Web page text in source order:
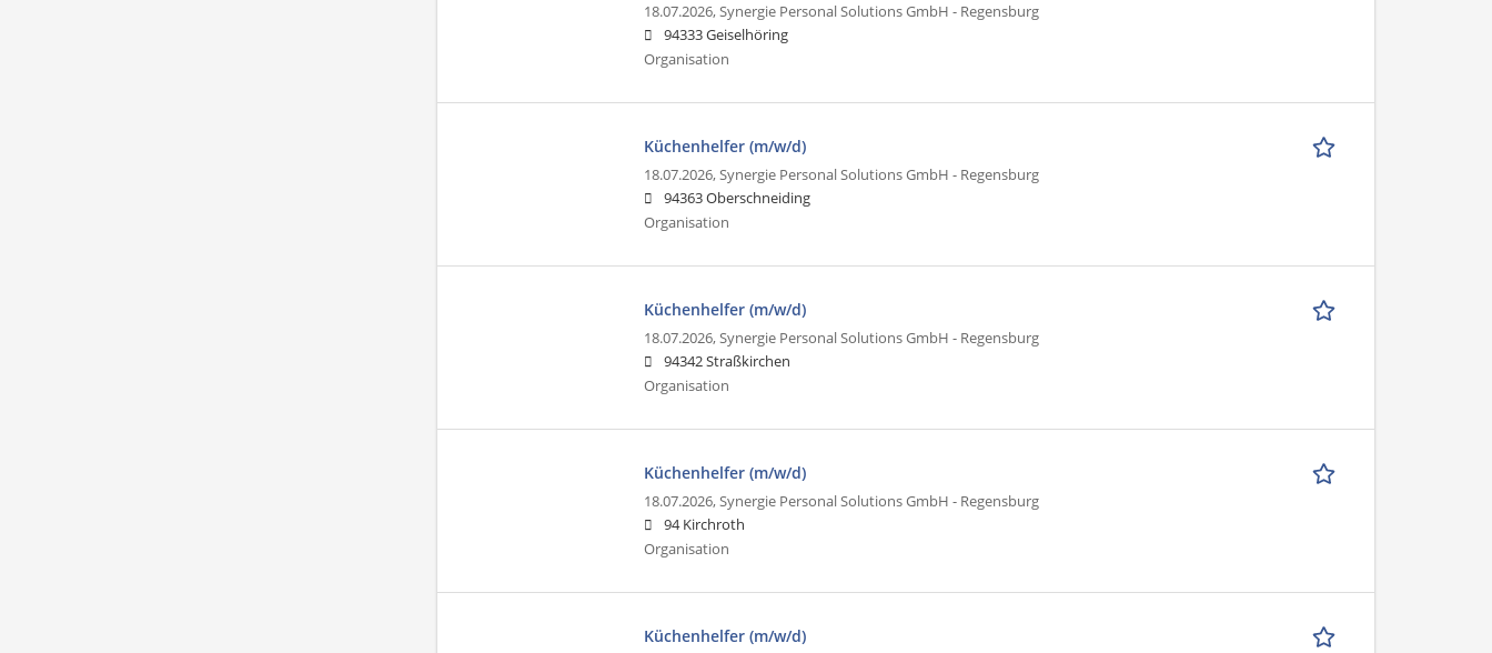
18.07.2026,Synergie Personal Solutions GmbH - Regensburg
94333 Geiselhöring
Organisation
Küchenhelfer (m/w/d)
18.07.2026,Synergie Personal Solutions GmbH - Regensburg
94363 Oberschneiding
Organisation
Küchenhelfer (m/w/d)
18.07.2026,Synergie Personal Solutions GmbH - Regensburg
94342 Straßkirchen
Organisation
Küchenhelfer (m/w/d)
18.07.2026,Synergie Personal Solutions GmbH - Regensburg
94 Kirchroth
Organisation
Küchenhelfer (m/w/d)